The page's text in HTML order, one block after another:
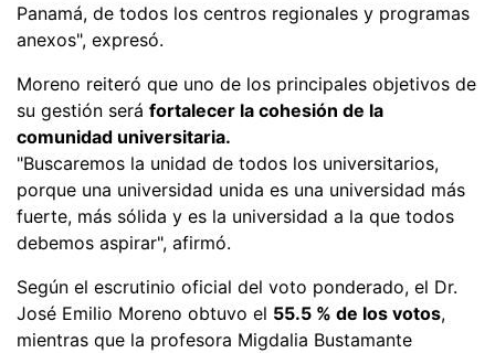
Panamá, de todos los centros regionales y programas
anexos", expresó.
Moreno reiteró que uno de los principales objetivos de
su gestión será fortalecer la cohesión de la
comunidad universitaria.
"Buscaremos la unidad de todos los universitarios,
porque una universidad unida es una universidad más
fuerte, más sólida y es la universidad a la que todos
debemos aspirar", afirmó.
Según el escrutinio oficial del voto ponderado, el Dr.
José Emilio Moreno obtuvo el 55.5 % de los votos,
mientras que la profesora Migdalia Bustamante